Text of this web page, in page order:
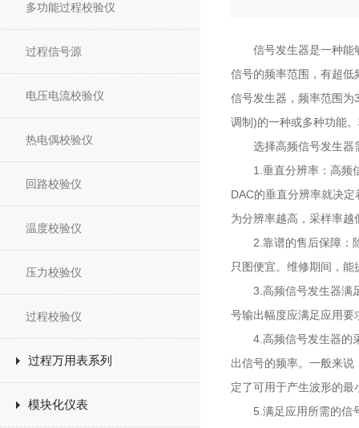
多功能过程校验仪
过程信号源
电压电流校验仪
热电偶校验仪
回路校验仪
温度校验仪
压力校验仪
过程校验仪
过程万用表系列
模块化仪表
信号发生器是一种能够
信号的频率范围，有超
信号发生器，频率范围
调制)的一种或多种功能
选择高频信号发生器
1.垂直分辨率：高频信
DAC的垂直分辨率就决
为分辨率越高，采样率越
2.靠谱的售后保障：除
只图便宜。维修期间，
3.高频信号发生器满足
号输出幅度应满足应用要
4.高频信号发生器的采
出信号的频率。一般来
定了可用于产生波形的最
5.满足应用所需的信号